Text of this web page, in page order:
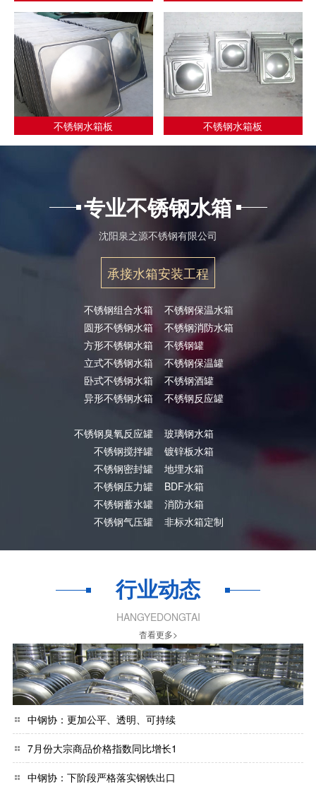
不锈钢水箱板 不锈钢水箱板
专业不锈钢水箱
沈阳泉之源不锈钢有限公司
承接水箱安装工程
不锈钢组合水箱
圆形不锈钢水箱
方形不锈钢水箱
立式不锈钢水箱
卧式不锈钢水箱
异形不锈钢水箱
不锈钢臭氧反应罐
不锈钢搅拌罐
不锈钢密封罐
不锈钢压力罐
不锈钢蓄水罐
不锈钢气压罐
不锈钢保温水箱
不锈钢消防水箱
不锈钢罐
不锈钢保温罐
不锈钢酒罐
不锈钢反应罐
玻璃钢水箱
镀锌板水箱
地埋水箱
BDF水箱
消防水箱
非标水箱定制
行业动态
HANGYEDONGTAI
杳看更多>
中钢协：更加公平、透明、可持续
7月份大宗商品价格指数同比增长1
中钢协：下阶段严格落实钢铁出口